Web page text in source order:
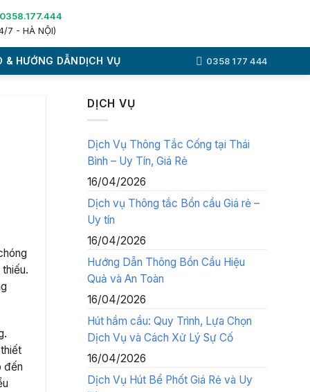
0358.177.444
7 - HÀ NỘI)
& HƯỚNG DẪNDỊCH VỤ 0358 177 444
đến
DỊCH VỤ
Dịch Vụ Thông Tắc Cống tại Thái
Bình – Uy Tín, Giá Rẻ
16/04/2026
Dịch vụ Thông tắc Bồn cầu Giá rẻ –
Uy tín
16/04/2026
Hướng Dẫn Thông Bồn Cầu Hiệu
Quả và An Toàn
16/04/2026
Hút hầm cầu: Quy Trình, Lựa Chọn
Dịch Vụ và Cách Xử Lý Sự Cố
16/04/2026
Dịch Vụ Hút Bể Phốt Giá Rẻ và Uy